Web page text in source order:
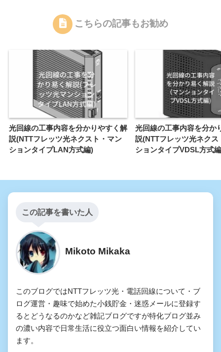
こちらの記事もお勧め
光回線の工事内容を分かりやすく解
説(NTTフレッツ光ネクスト・マン
ションタイプLAN方式編)
光回線の工事内容を分か
説(NTTフレッツ光ネクス
ションタイプVDSL方式
この記事を書いた人
Mikoto Mikaka
このブログではNTTフレッツ光・電話回線について・ブ
ログ運営・趣味で始めた小銭貯金・迷惑メールに登録す
るとどうなるのかなど雑記ブログですが特化ブログ並み
の濃い内容で日常生活に役立つ面白い情報を紹介してい
ます。